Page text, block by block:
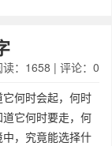
：1658 | 评论：0
何时会起，何时
它何时要走，何
，究竟能选择什